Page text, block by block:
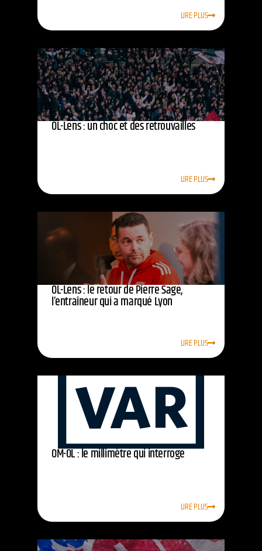
LIRE PLUS
OL-Lens : un choc et des retrouvailles
LIRE PLUS
OL-Lens : le retour de Pierre Sage,
l’entraîneur qui a marqué Lyon
LIRE PLUS
OM-OL : le millimètre qui interroge
LIRE PLUS